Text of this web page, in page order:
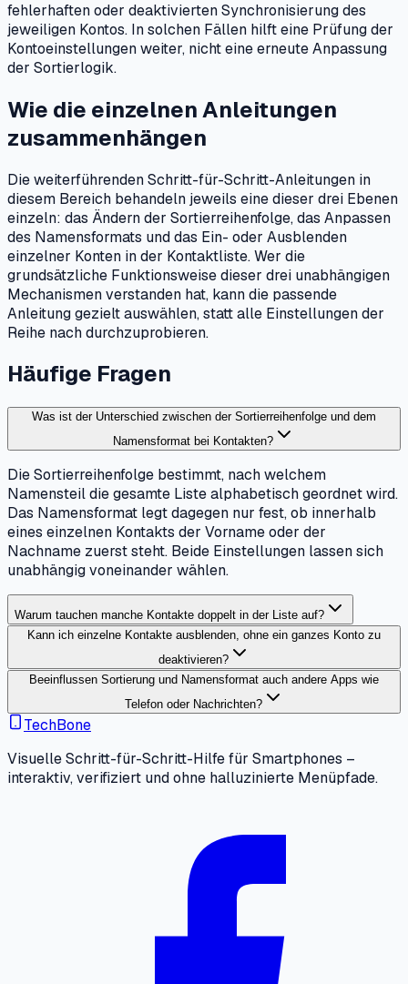
fehlerhaften oder deaktivierten Synchronisierung des
jeweiligen Kontos. In solchen Fällen hilft eine Prüfung der
Kontoeinstellungen weiter, nicht eine erneute Anpassung
der Sortierlogik.
Wie die einzelnen Anleitungen
zusammenhängen
Die weiterführenden Schritt-für-Schritt-Anleitungen in
diesem Bereich behandeln jeweils eine dieser drei Ebenen
einzeln: das Ändern der Sortierreihenfolge, das Anpassen
des Namensformats und das Ein- oder Ausblenden
einzelner Konten in der Kontaktliste. Wer die
grundsätzliche Funktionsweise dieser drei unabhängigen
Mechanismen verstanden hat, kann die passende
Anleitung gezielt auswählen, statt alle Einstellungen der
Reihe nach durchzuprobieren.
Häufige Fragen
Was ist der Unterschied zwischen der Sortierreihenfolge und dem
Namensformat bei Kontakten?
Die Sortierreihenfolge bestimmt, nach welchem
Namensteil die gesamte Liste alphabetisch geordnet wird.
Das Namensformat legt dagegen nur fest, ob innerhalb
eines einzelnen Kontakts der Vorname oder der
Nachname zuerst steht. Beide Einstellungen lassen sich
unabhängig voneinander wählen.
Warum tauchen manche Kontakte doppelt in der Liste auf?
Kann ich einzelne Kontakte ausblenden, ohne ein ganzes Konto zu
deaktivieren?
Beeinflussen Sortierung und Namensformat auch andere Apps wie
Telefon oder Nachrichten?
TechBone
Visuelle Schritt-für-Schritt-Hilfe für Smartphones –
interaktiv, verifiziert und ohne halluzinierte Menüpfade.